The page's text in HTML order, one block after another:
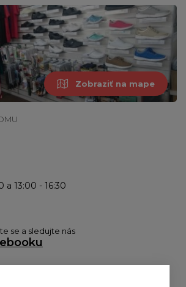
Zobraziť na mape
a 13:00 - 16:30
se a sledujte nás